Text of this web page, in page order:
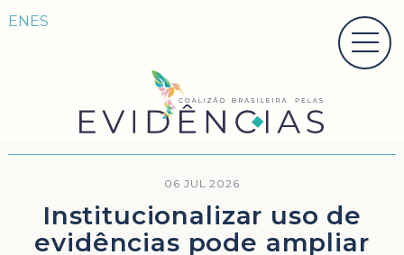
ENES
06 JUL 2026
Institucionalizar uso de
evidências pode ampliar